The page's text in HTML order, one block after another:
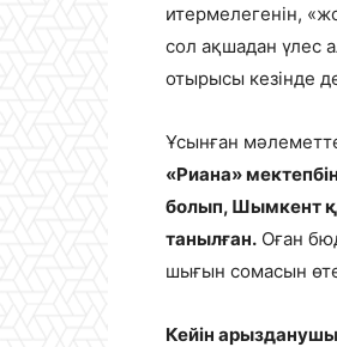
итермелегенін,
сол ақшадан үлес
отырысы кезінде
Ұсынған
«Риана»
болып, Шымкент
танылған. Оған
шығын сомасын
Кейін